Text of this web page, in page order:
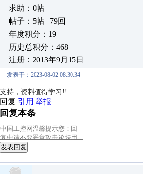
求助：0帖
帖子：5帖 | 79回
年度积分：19
历史总积分：468
注册：2013年9月15日
发表于：2023-08-02 08:30:34
支持，资料值得学习!!
回复 引用 举报
回复本条
发表回复